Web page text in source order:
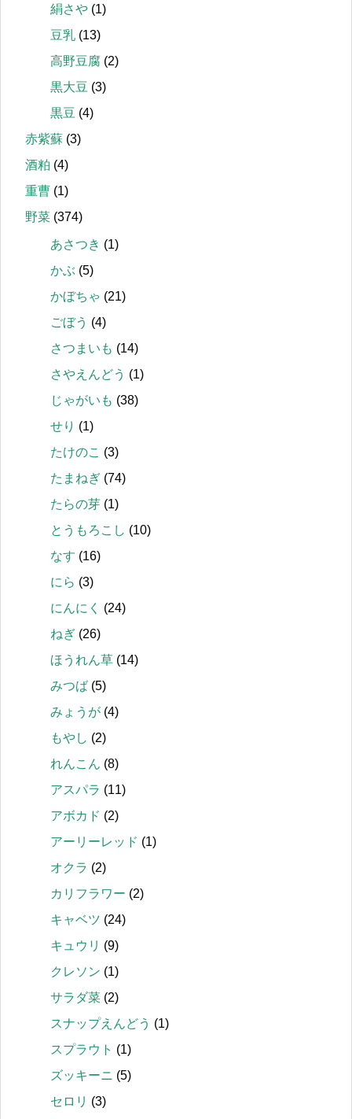
絹さや (1)
豆乳 (13)
高野豆腐 (2)
黒大豆 (3)
黒豆 (4)
赤紫蘇 (3)
酒粕 (4)
重曹 (1)
野菜 (374)
あさつき (1)
かぶ (5)
かぼちゃ (21)
ごぼう (4)
さつまいも (14)
さやえんどう (1)
じゃがいも (38)
せり (1)
たけのこ (3)
たまねぎ (74)
たらの芽 (1)
とうもろこし (10)
なす (16)
にら (3)
にんにく
(24)
ねぎ (26)
ほうれん草 (14)
みつば (5)
みょうが (4)
もやし (2)
れんこん (8)
アスパラ (11)
アボカド (2)
アーリーレッド (1)
オクラ (2)
カリフラワー (2)
キャベツ (24)
キュウリ (9)
クレソン (1)
サラダ菜 (2)
スナップえんどう (1)
スプラウト (1)
ズッキーニ (5)
セロリ (3)